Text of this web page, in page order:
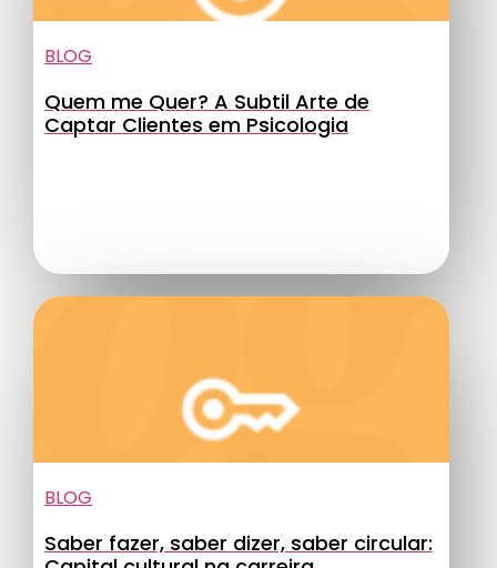
BLOG
Quem me Quer? A Subtil Arte de
Captar Clientes em Psicologia
BLOG
Saber fazer, saber dizer, saber circular: